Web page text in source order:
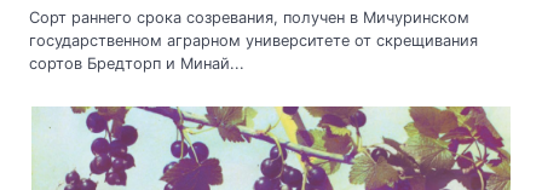
Сорт раннего срока созревания, получен в Мичуринском
государственном аграрном университете от скрещивания
сортов Бредторп и Минай...